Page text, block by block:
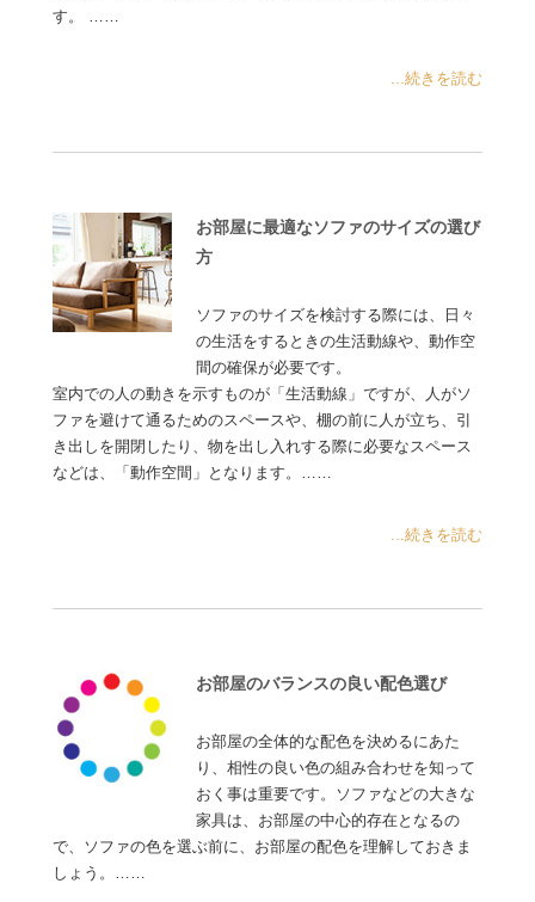
す。 ……
...続きを読む
お部屋に最適なソファのサイズの選び
方
ソファのサイズを検討する際には、日々
の生活をするときの生活動線や、動作空
間の確保が必要です。
室内での人の動きを示すものが「生活動線」ですが、人がソ
ファを避けて通るためのスペースや、棚の前に人が立ち、引
き出しを開閉したり、物を出し入れする際に必要なスペース
などは、「動作空間」となります。……
...続きを読む
お部屋のバランスの良い配色選び
お部屋の全体的な配色を決めるにあた
り、相性の良い色の組み合わせを知って
おく事は重要です。ソファなどの大きな
家具は、お部屋の中心的存在となるの
で、ソファの色を選ぶ前に、お部屋の配色を理解しておきま
しょう。……